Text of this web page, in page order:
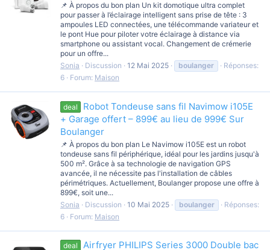
📌 À propos du bon plan Un kit domotique ultra complet
pour passer à l’éclairage intelligent sans prise de tête : 3
ampoules LED connectées, une télécommande variateur et
le pont Hue pour piloter votre éclairage à distance via
smartphone ou assistant vocal. Changement de crémerie
pour un offre...
Sonia
Discussion 12 Mai 2025 boulanger
Réponses:
6
Forum: Maison
deal
Robot Tondeuse sans fil Navimow i105E
+ Garage offert – 899€ au lieu de 999€ Sur
Boulanger
📌 À propos du bon plan Le Navimow i105E est un robot
tondeuse sans fil périphérique, idéal pour les jardins jusqu'à
500 m². Grâce à sa technologie de navigation GPS
avancée, il ne nécessite pas l'installation de câbles
périmétriques. Actuellement, Boulanger propose une offre à
899€, soit une...
Sonia
Discussion 10 Mai 2025 boulanger
Réponses:
6
Forum: Maison
deal Airfryer PHILIPS Series 3000 Double bac